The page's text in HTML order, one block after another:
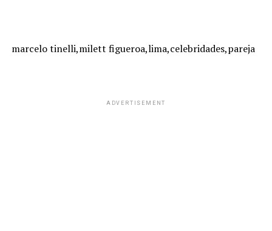
marcelo tinelli,milett figueroa,lima,celebridades,pareja
ADVERTISEMENT